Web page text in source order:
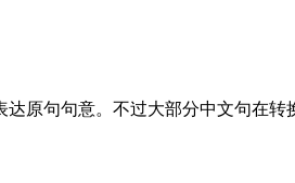
原句句意。不过大部分中文句在转